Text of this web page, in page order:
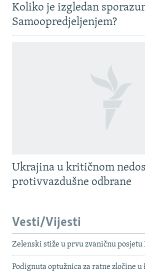
Koliko je izgledan
Samoopredjeljenjem?
Ukrajina u kritičnom
protivvazdušne odbrane
Vesti/Vijesti
Zelenski stiže u prvu zvaničnu posjetu
Podignuta optužnica za ratne zločine